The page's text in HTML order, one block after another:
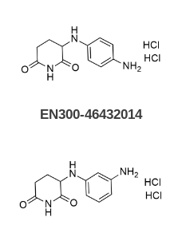
EN300-46432014